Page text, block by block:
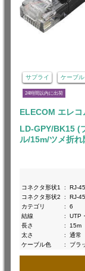
サプライ ケーブル
24時間以内に出荷
ELECOM エレコ
LD-GPY/BK15 (
ル/15m/ツメ折
コネクタ形状1
:
RJ-45
コネクタ形状2
:
RJ-45
カテゴリ
:
6
結線
:
UTP
長さ
:
15m
太さ
:
通常
ケーブル色
: ブラ